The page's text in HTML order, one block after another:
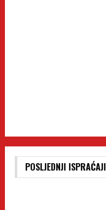
POSLJEDNJI ISPRAĆAJI